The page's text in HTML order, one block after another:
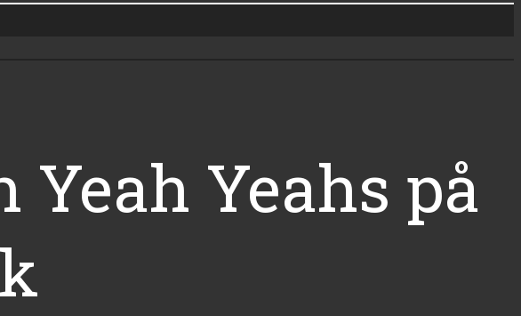
Yeahs på